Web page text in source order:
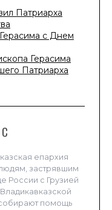
Патриарха
с Днем
Герасима
Патриарха
епархия
застрявшим
России с Грузией
помощь